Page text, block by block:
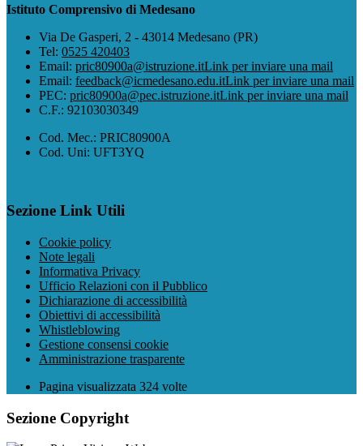
Istituto Comprensivo di Medesano
Via De Gasperi, 2 - 43014 Medesano (PR)
Tel: 0525 420403
Email: pric80900a@istruzione.itLink per inviare una mail
Email: feedback@icmedesano.edu.itLink per inviare una mail
PEC: pric80900a@pec.istruzione.itLink per inviare una mail
C.F.: 92103030349
Cod. Mec.: PRIC80900A
Cod. Uni: UFT3YQ
Sezione Link Utili
Cookie policy
Note legali
Informativa Privacy
Ufficio Relazioni con il Pubblico
Dichiarazione di accessibilità
Obiettivi di accessibilità
Whistleblowing
Gestione consensi cookie
Amministrazione trasparente
Pagina visualizzata 324 volte
Sezione Copyright